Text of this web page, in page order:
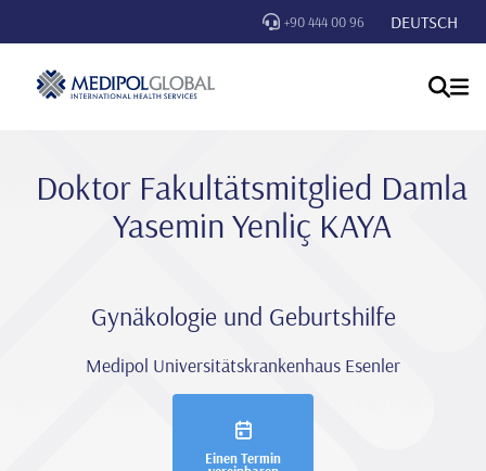
+90 444 00 96 DEUTSCH
Doktor Fakultätsmitglied Damla
Yasemi̇n Yenli̇ç KAYA
Gynäkologie und Geburtshilfe
Medipol Universitätskrankenhaus Esenler
Einen Termin